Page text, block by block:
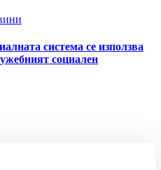
система се използва
социален